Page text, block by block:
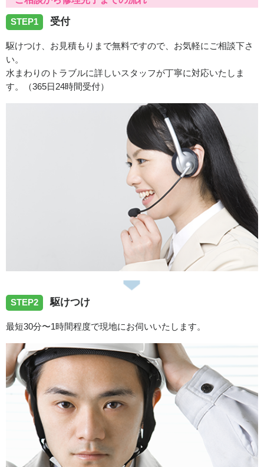
STEP1 受付
駆けつけ、お見積もりまで無料ですので、お気軽にご相談下さ
い。
水まわりのトラブルに詳しいスタッフが丁寧に対応いたしま
す。（365日24時間受付）
STEP2 駆けつけ
最短30分〜1時間程度で現地にお伺いいたします。